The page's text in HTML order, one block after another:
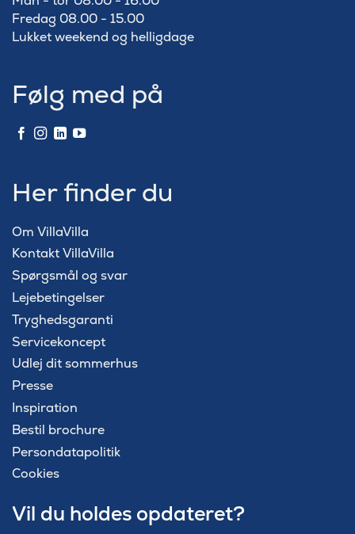
Fredag 08.00 - 15.00
Lukket weekend og helligdage
Følg med på
Her finder du
Om VillaVilla
Kontakt VillaVilla
Spørgsmål og svar
Lejebetingelser
Tryghedsgaranti
Servicekoncept
Udlej dit sommerhus
Presse
Inspiration
Bestil brochure
Persondatapolitik
Cookies
Vil du holdes opdateret?